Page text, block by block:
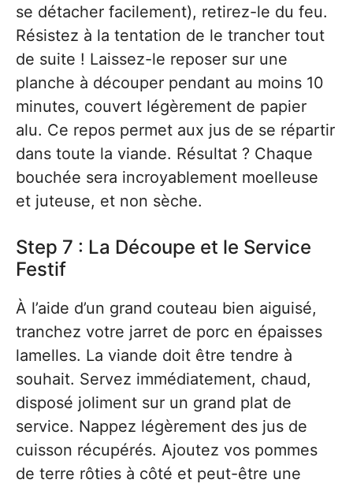
se détacher facilement), retirez-le du feu.
Résistez à la tentation de le trancher tout
de suite ! Laissez-le reposer sur une
planche à découper pendant au moins 10
minutes, couvert légèrement de papier
alu. Ce repos permet aux jus de se répartir
dans toute la viande. Résultat ? Chaque
bouchée sera incroyablement moelleuse
et juteuse, et non sèche.
Step 7 : La Découpe et le Service
Festif
À l’aide d’un grand couteau bien aiguisé,
tranchez votre jarret de porc en épaisses
lamelles. La viande doit être tendre à
souhait. Servez immédiatement, chaud,
disposé joliment sur un grand plat de
service. Nappez légèrement des jus de
cuisson récupérés. Ajoutez vos pommes
de terre rôties à côté et peut-être une